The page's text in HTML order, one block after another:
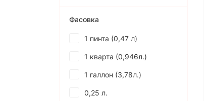
Фасовка
1 пинта (0,47 л)
1 кварта (0,946л.)
1 галлон (3,78л.)
0,25 л.